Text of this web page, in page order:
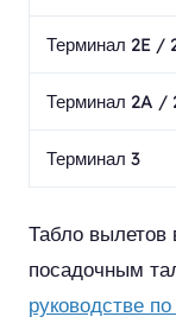
Терминал 2E /
Терминал 2A /
Терминал 3
Табло
посадочным
руководстве